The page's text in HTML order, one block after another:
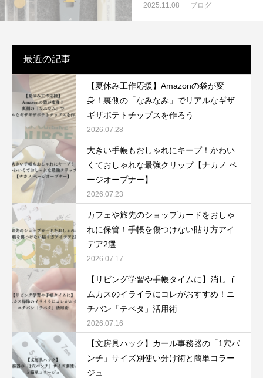
2025.11.08 ブログ
最近の記事
【夏休み工作応援】Amazonの袋が変
身！裏側の「なみなみ」でリアルなギザ
ギザポテトチップスを作ろう
2026.07.28
大きい手帳もおしゃれにキープ！かわい
くておしゃれな最強クリップ【ナカノ ペ
ージオープナー】
2026.07.23
カフェや旅先のショップカードをおしゃ
れに保管！手帳を傷つけない貼り方アイ
デア2選
2026.07.17
【リビング学習や手帳タイムに】消しゴ
ムカスのイライラにコレがおすすめ！ニ
チバン「テペタ」活用術
2026.07.16
【文房具ハック】カール事務器の「1穴パ
ンチ」サイズ別使い分け術と簡単コラー
ジュ